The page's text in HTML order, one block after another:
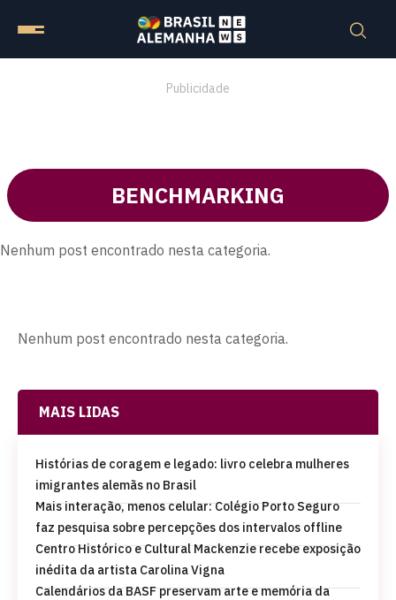
Publicidade
BENCHMARKING
Nenhum post encontrado nesta categoria.
Nenhum post encontrado nesta categoria.
MAIS LIDAS
Histórias de coragem e legado: livro celebra mulheres
imigrantes alemãs no Brasil
Mais interação, menos celular: Colégio Porto Seguro
faz pesquisa sobre percepções dos intervalos offline
Centro Histórico e Cultural Mackenzie recebe exposição
inédita da artista Carolina Vigna
Calendários da BASF preservam arte e memória da